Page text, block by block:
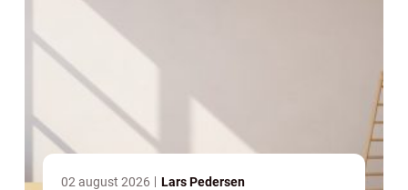
02 august 2026 Lars Pedersen